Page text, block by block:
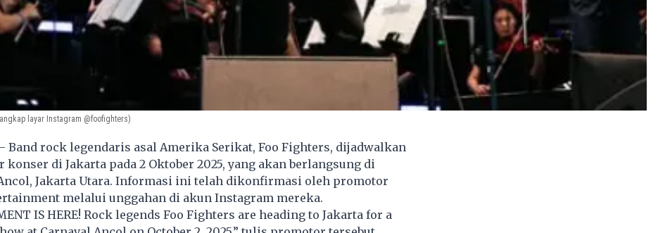
layar Instagram @foofighters)
– Band rock legendaris asal Amerika Serikat, Foo Fighters, dijadwalkan
konser di Jakarta pada 2 Oktober 2025, yang akan berlangsung di
Jakarta Utara. Informasi ini telah dikonfirmasi oleh promotor
melalui unggahan di akun Instagram mereka.
IS HERE! Rock legends Foo Fighters are heading to Jakarta for a